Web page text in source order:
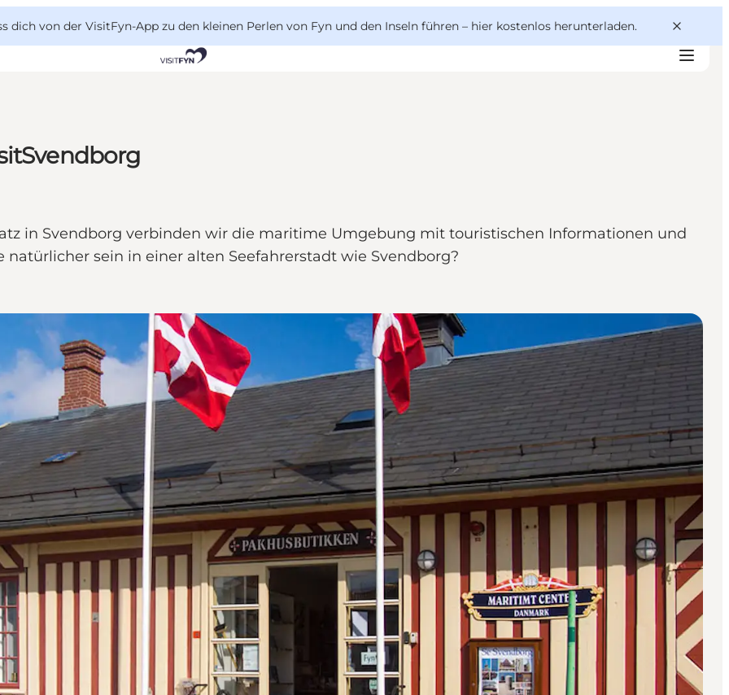
dich von der VisitFyn-App zu den kleinen Perlen von Fyn und den Inseln führen – hier kostenlos herunterladen.
in Svendborg verbinden wir die maritime Umgebung mit touristischen Informationen und
sein in einer alten Seefahrerstadt wie Svendborg?